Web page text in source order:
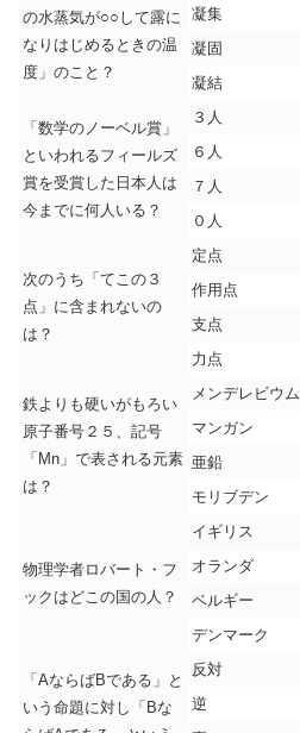
の水蒸気が○○して露に
なりはじめるときの温
度」のこと？
凝集
凝固
凝結
「数学のノーベル賞」
といわれるフィールズ
賞を受賞した日本人は
今までに何人いる？
３人
６人
７人
０人
次のうち「てこの３
点」に含まれないの
は？
定点
作用点
支点
力点
鉄よりも硬いがもろい
原子番号２５、記号
「Mn」で表される元素
は？
メンデレビウム
マンガン
亜鉛
モリブデン
物理学者ロバート・フ
ックはどこの国の人？
イギリス
オランダ
ベルギー
デンマーク
「AならばBである」と
いう命題に対し「Bな
反対
逆